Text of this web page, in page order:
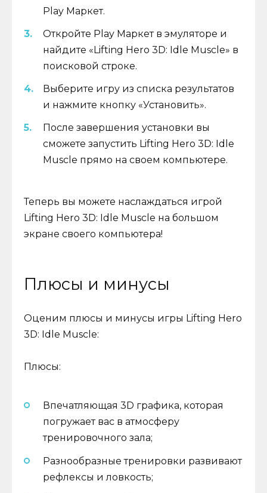
Play Маркет.
Откройте Play Маркет в эмуляторе и
найдите «Lifting Hero 3D: Idle Muscle» в
поисковой строке.
Выберите игру из списка результатов
и нажмите кнопку «Установить».
После завершения установки вы
сможете запустить Lifting Hero 3D: Idle
Muscle прямо на своем компьютере.
Теперь вы можете наслаждаться игрой
Lifting Hero 3D: Idle Muscle на большом
экране своего компьютера!
Плюсы и минусы
Оценим плюсы и минусы игры Lifting Hero
3D: Idle Muscle:
Плюсы:
Впечатляющая 3D графика, которая
погружает вас в атмосферу
тренировочного зала;
Разнообразные тренировки развивают
рефлексы и ловкость;